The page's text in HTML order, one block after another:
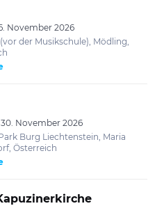
November 2026
der Musikschule), Mödling,
November 2026
Burg Liechtenstein, Maria
Österreich